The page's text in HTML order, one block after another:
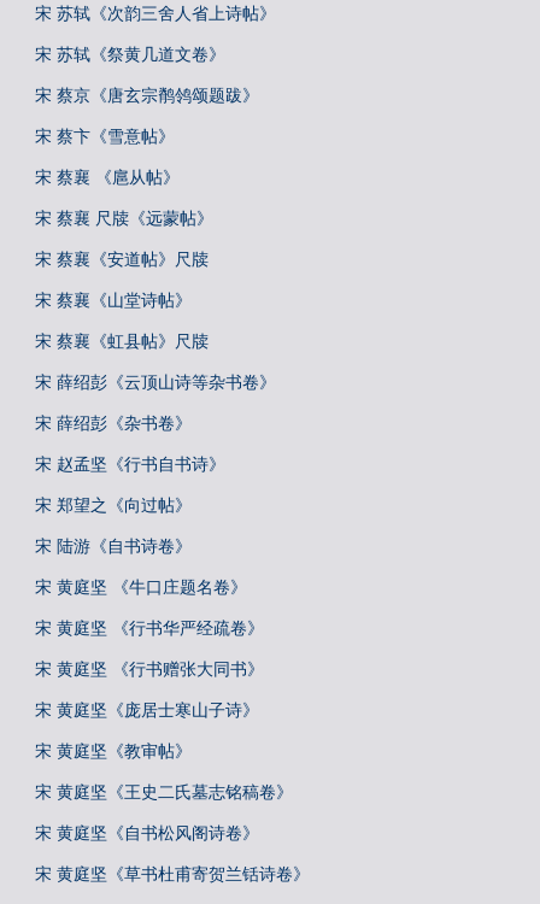
宋 苏轼《次韵三舍人省上诗帖》
宋 苏轼《祭黄几道文卷》
宋 蔡京《唐玄宗鹡鸰颂题跋》
宋 蔡卞《雪意帖》
宋 蔡襄 《扈从帖》
宋 蔡襄 尺牍《远蒙帖》
宋 蔡襄《安道帖》尺牍
宋 蔡襄《山堂诗帖》
宋 蔡襄《虹县帖》尺牍
宋 薛绍彭《云顶山诗等杂书卷》
宋 薛绍彭《杂书卷》
宋 赵孟坚《行书自书诗》
宋 郑望之《向过帖》
宋 陆游《自书诗卷》
宋 黄庭坚 《牛口庄题名卷》
宋 黄庭坚 《行书华严经疏卷》
宋 黄庭坚 《行书赠张大同书》
宋 黄庭坚《庞居士寒山子诗》
宋 黄庭坚《教审帖》
宋 黄庭坚《王史二氏墓志铭稿卷》
宋 黄庭坚《自书松风阁诗卷》
宋 黄庭坚《草书杜甫寄贺兰铦诗卷》